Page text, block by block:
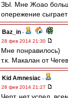
ЗЫ. Мне Жоао
опережение сыграет
Baz_in -
28 фев 2014 21:30
Мне понравилось)
т.к. Макалан от
Kid Amnesiac -
28 фев 2014 21:27